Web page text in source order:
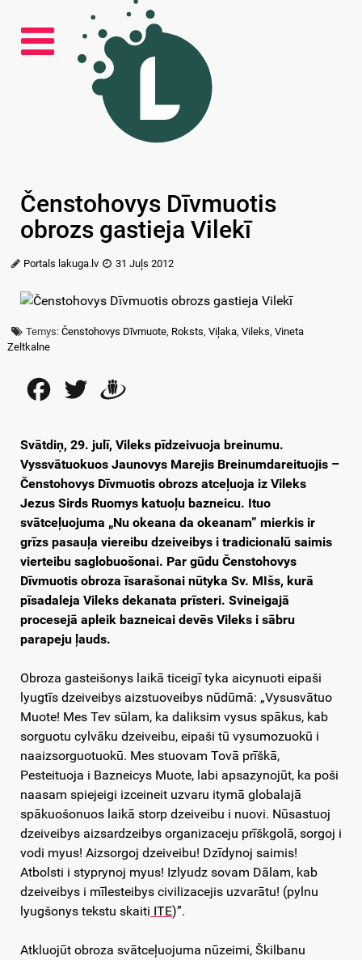
Čenstohovys Dīvmuotis
obrozs gastieja Vilekī
Portals lakuga.lv 31 Juļs 2012
Temys:Čenstohovys Dīvmuote, Roksts,Viļaka,Vileks,Vineta
Zeltkalne
FacebookTwitter
Svātdiņ, 29. julī, Vileks pīdzeivuoja breinumu.
Vyssvātuokuos Jaunovys Marejis Breinumdareituojis –
Čenstohovys Dīvmuotis obrozs atceļuoja iz Vileks
Jezus Sirds Ruomys katuoļu bazneicu. Ituo
svātceļuojuma „Nu okeana da okeanam” mierkis ir
grīzs pasauļa viereibu dzeiveibys i tradicionalū saimis
vierteibu saglobuošonai. Par gūdu Čenstohovys
Dīvmuotis obroza īsarašonai nūtyka Sv. MIšs, kurā
pīsadaleja Vileks dekanata prīsteri. Svineigajā
procesejā apleik bazneicai devēs Vileks i sābru
parapeju ļauds.
Obroza gasteišonys laikā ticeigī tyka aicynuoti eipaši
lyugtīs dzeiveibys aizstuoveibys nūdūmā: „Vysusvātuo
Muote! Mes Tev sūlam, ka daliksim vysus spākus, kab
sorguotu cylvāku dzeiveibu, eipaši tū vysumozuokū i
naaizsorguotuokū. Mes stuovam Tovā prīškā,
Pesteituoja i Bazneicys Muote, labi apsazynojūt, ka poši
naasam spiejeigi izceineit uzvaru itymā globalajā
spākuošonuos laikā storp dzeiveibu i nuovi. Nūsastuoj
dzeiveibys aizsardzeibys organizaceju prīškgolā, sorgoj i
vodi myus! Aizsorgoj dzeiveibu! Dzīdynoj saimis!
Atbolsti i styprynoj myus! Izlyudz sovam Dālam, kab
dzeiveibys i mīlesteibys civilizacejis uzvarātu! (pylnu
lyugšonys tekstu skaiti ITE)”.
Atkluojūt obroza svātceļuojuma nūzeimi, Škilbanu